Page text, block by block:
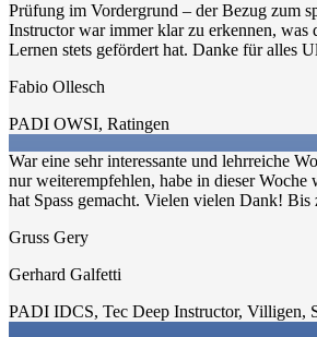
Prüfung im Vordergrund – der Bezug zum
Instructor war immer klar zu erkennen, was
Lernen stets gefördert hat. Danke für alles
Fabio Ollesch
PADI OWSI, Ratingen
War eine sehr interessante und lehrreiche
nur weiterempfehlen, habe in dieser Woche
hat Spass gemacht. Vielen vielen Dank! Bis
Gruss Gery
Gerhard Galfetti
PADI IDCS, Tec Deep Instructor, Villigen,